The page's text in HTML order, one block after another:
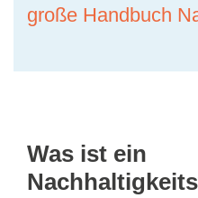
große Handbuch
Was ist ein